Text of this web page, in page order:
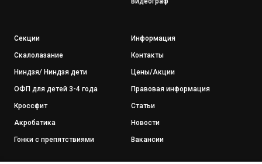
Секции
Скалолазание
Ниндзя/ Ниндзя дети
ОФП для детей 3-4 года
Кроссфит
Акробатика
Гонки с препятствиями
Информация
Контакты
Цены/Акции
Правовая информация
Статьи
Новости
Вакансии